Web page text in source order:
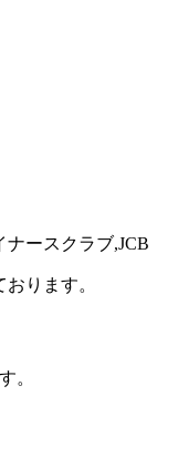
ります。
。